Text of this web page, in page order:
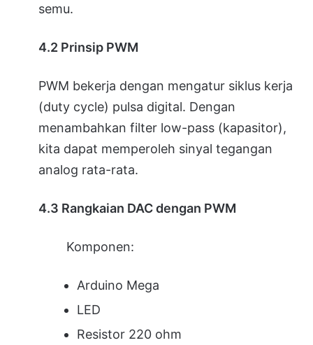
semu.
4.2 Prinsip PWM
PWM bekerja dengan mengatur siklus kerja
(duty cycle) pulsa digital. Dengan
menambahkan filter low-pass (kapasitor),
kita dapat memperoleh sinyal tegangan
analog rata-rata.
4.3 Rangkaian DAC dengan PWM
Komponen:
Arduino Mega
LED
Resistor 220 ohm